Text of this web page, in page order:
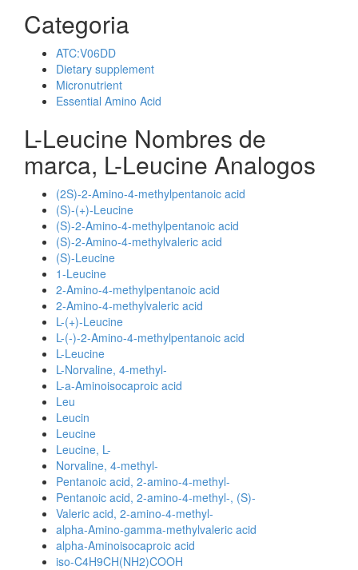
Categoria
ATC:V06DD
Dietary supplement
Micronutrient
Essential Amino Acid
L-Leucine Nombres de
marca, L-Leucine Analogos
(2S)-2-Amino-4-methylpentanoic acid
(S)-(+)-Leucine
(S)-2-Amino-4-methylpentanoic acid
(S)-2-Amino-4-methylvaleric acid
(S)-Leucine
1-Leucine
2-Amino-4-methylpentanoic acid
2-Amino-4-methylvaleric acid
L-(+)-Leucine
L-(-)-2-Amino-4-methylpentanoic acid
L-Leucine
L-Norvaline, 4-methyl-
L-a-Aminoisocaproic acid
Leu
Leucin
Leucine
Leucine, L-
Norvaline, 4-methyl-
Pentanoic acid, 2-amino-4-methyl-
Pentanoic acid, 2-amino-4-methyl-, (S)-
Valeric acid, 2-amino-4-methyl-
alpha-Amino-gamma-methylvaleric acid
alpha-Aminoisocaproic acid
iso-C4H9CH(NH2)COOH